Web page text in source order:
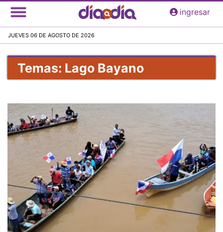
Pasar
al
principal
ingresar
JUEVES 06 DE AGOSTO DE 2026
Temas: Lago Bayano